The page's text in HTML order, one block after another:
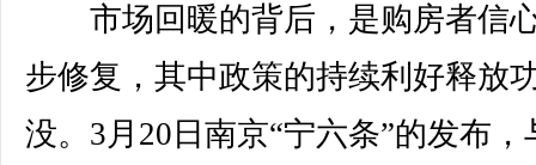
市场回暖的背后，是购房者信
步修复，其中政策的持续利好释放
没。3月20日南京“宁六条”的发布，